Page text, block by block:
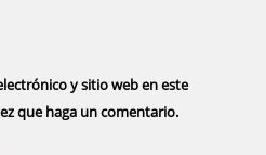
y sitio web en este
que haga un comentario.